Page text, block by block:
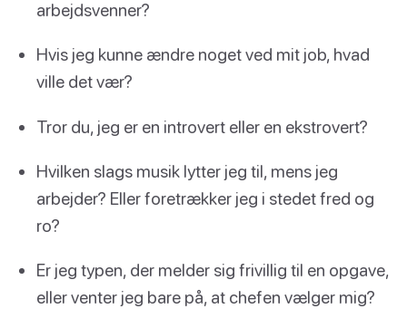
arbejdsvenner?
Hvis jeg kunne ændre noget ved mit job, hvad
ville det vær?
Tror du, jeg er en introvert eller en ekstrovert?
Hvilken slags musik lytter jeg til, mens jeg
arbejder? Eller foretrækker jeg i stedet fred og
ro?
Er jeg typen, der melder sig frivillig til en opgave,
eller venter jeg bare på, at chefen vælger mig?